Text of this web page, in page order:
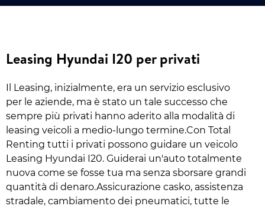
Leasing Hyundai I20 per privati
Il Leasing, inizialmente, era un servizio esclusivo
per le aziende, ma è stato un tale successo che
sempre più privati hanno aderito alla modalità di
leasing veicoli a medio-lungo termine.Con Total
Renting tutti i privati possono guidare un veicolo
Leasing Hyundai I20. Guiderai un'auto totalmente
nuova come se fosse tua ma senza sborsare grandi
quantità di denaro.Assicurazione casko, assistenza
stradale, cambiamento dei pneumatici, tutte le